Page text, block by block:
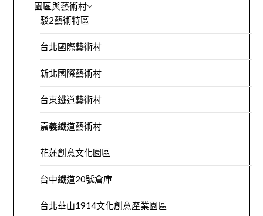
園區與藝術村
駁2藝術特區
台北國際藝術村
新北國際藝術村
台東鐵道藝術村
嘉義鐵道藝術村
花蓮創意文化園區
台中鐵道20號倉庫
台北華山1914文化創意產業園區